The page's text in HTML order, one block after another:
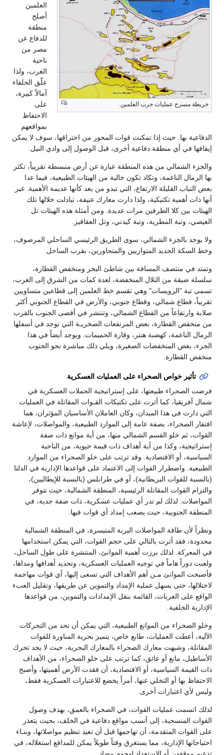
مسرح عمليات حرب العلمين.
العلمين
أصلح
منطقة
للدفاع عن
مصر من
الغرب، ولذا
علّق الحلفاء
آمالاً كبيرة،
على
الاحتفاظ
بمواقعهم
بها. حيث إذا تمكنت قوات المحور من اختراقها، سوف لا يمكن
في أي منطقة دفاعية أخرى، قبل الوصول إلى وادي النيل.
الشمالي من هذه المنطقة عبارة عن أرض منبسطة تقريباً، تكثر
الرمال الناعمة، وتكاد تكون خالية من الهيئات الطبيعية، فيما عدا
التباب القليلة الارتفاع، التي تبدو من بعد كأنها عديمة الأهمية. غير
ذات أهمية تكتيكية، ولذا دارت معارك عنيفة، تبادلت خلالها تلك
بين كلا الطرفين مرات عديدة. ومن أمثلة هذه الهيئات تل
وتبة المطرية، وتبة كيدني، وتل العقاقير.
يوجد بالجزء الشمالي، سوى الطريق الرئيسي الساحلي المرصوف،
السكة الحديد المتوازيين والمتجاورين، بقرب الساحل.
في منتصف المسافة بين شاطئ البحر ومنخفض القطارة،
ضيقة من التلال المنخفضة، لعدة كمات من الشرق إلى الغرب،
تبة "الرويسات" وهي تقسم خط العلمين إلى قطاعين متساويين
قطاع شمالي، وقطاع جنوبي، والأرض في القطاع الجنوبي أكثر
وارتفاعاً من القطاع الشمالي، وتنتشر في أقصى الجنوب بالقرب
منخفض القطارة، بعض المرتفعات الصخريـة التي توجد في أسفلها
الناعمة، كهضبة هنتر، وقارة الحميمات. ويوجد أيضاً في هذا
بعض المنخفضات الصغيرة، ويلي ذلك مباشرة نحو الجنوب
القطارة.
تأثير خواص الصحراء على العمليات العسكرية
الصحراء طبيعتها، على إستراتيجية الحملات العسكرية في
أفريقيا، كما أثرت على تكتيكات القـوات المقاتلة في العمليات
دارت في هذا الميدان، وكان العاملان الأساسيان المؤثران، هما
الصحراء، بصفة عامة إلى الموارد الطبيعية، والمواصلات، لإعاشة
ثم خلو القسم الشمالي منها، من أية موانع ذات صفة
وكذا من أية أهداف ذات قيمة حيوية، من الناحية
أو الاقتصادية. وقد ترتب على خلو الصحراء من الموارد
واضطرار القوات إلى الاعتماد على قواعدها الإدارية في الدلتا
للقوات البريطانية)، أو في طرابلس (بالنسبة للإيطاليين)،
القوات المقاتلة الرئيسية، المنطقة الشمالية، حيث تتوفر
لذلك لم تدر أي عمليات عسكرية، ذات صفة جدية، في
الجنوبية، حيث يصعب إمداد أي قوات فيها.
لأن طاقة المواصلات البرية المتيسرة، في المنطقة الشمالية
فقد أثرت بالتالي على حجم القوات، التي يمكن استخدامها
المعركة. لذلك برزت أهمية الموانئ، المنتشرة على طول الساحل،
دوراً هاماً في توجيه العمليات العسكرية، وتحديد أهدافها ومداها،
الموانئ مـن أهم الأهداف التي تسعى إليها، أي قوات مهاجمة
حتى يسهل عملية الإمداد والتموين عن طريقها، وتقليل العبء
على العربات، القائمة بنقل الإمدادات والتموين، من قواعدها
الخلفية.
الصحراء من الموانع الطبيعية، التي يمكن أن تحد من التحركات
أعطت العمليات، طابع خاص، يتميز بحرية المناورة للقوات
وشبهت معارك الصحراء بالمعارك البحرية، حيث لا يحد تحرك
مانع أو عائق، كما ترتب على خلو الصحراء، من الأهداف
القيمة السياسية، أو الاقتصادية، أن فقدت الأرض أهميتها، وأصبح
بها أو التخلي عنها، أمراً يخضع للاعتبارات العسكرية فقط،
لأي اعتبارات أخرى.
اتسمت عمليات القوات، في الصحراء بالعمق، بهدف وصول
المنسحبة، إلى أنسب مواقع دفاعية في الخلف، بحيث يتعذر
القوات المتقدمة، أن تهاجمها قبل أن تعيد تنظيم مواصلاتها، وبنـاء
الإدارية، مما يستغرق وقتاً طويلاً يمكن للمدافع استغلاله، في